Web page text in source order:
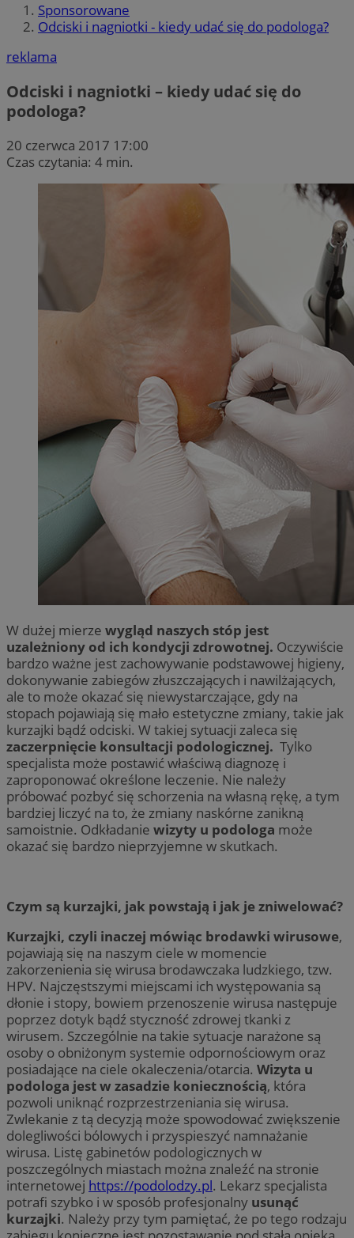
Sponsorowane
Odciski i nagniotki - kiedy udać się do podologa?
reklama
Odciski i nagniotki – kiedy udać się do
podologa?
20 czerwca 2017 17:00
Czas czytania: 4 min.
W dużej mierze wygląd naszych stóp jest
uzależniony od ich kondycji zdrowotnej. Oczywiście
bardzo ważne jest zachowywanie podstawowej higieny,
dokonywanie zabiegów złuszczających i nawilżających,
ale to może okazać się niewystarczające, gdy na
stopach pojawiają się mało estetyczne zmiany, takie jak
kurzajki bądź odciski. W takiej sytuacji zaleca się
zaczerpnięcie konsultacji podologicznej. Tylko
specjalista może postawić właściwą diagnozę i
zaproponować określone leczenie. Nie należy
próbować pozbyć się schorzenia na własną rękę, a tym
bardziej liczyć na to, że zmiany naskórne zanikną
samoistnie. Odkładanie wizyty u podologa może
okazać się bardzo nieprzyjemne w skutkach.
Czym są kurzajki, jak powstają i jak je zniwelować?
Kurzajki, czyli inaczej mówiąc brodawki wirusowe,
pojawiają się na naszym ciele w momencie
zakorzenienia się wirusa brodawczaka ludzkiego, tzw.
HPV. Najczęstszymi miejscami ich występowania są
dłonie i stopy, bowiem przenoszenie wirusa następuje
poprzez dotyk bądź styczność zdrowej tkanki z
wirusem. Szczególnie na takie sytuacje narażone są
osoby o obniżonym systemie odpornościowym oraz
posiadające na ciele okaleczenia/otarcia. Wizyta u
podologa jest w zasadzie koniecznością, która
pozwoli uniknąć rozprzestrzeniania się wirusa.
Zwlekanie z tą decyzją może spowodować zwiększenie
dolegliwości bólowych i przyspieszyć namnażanie
wirusa. Listę gabinetów podologicznych w
poszczególnych miastach można znaleźć na stronie
internetowej https://podolodzy.pl. Lekarz specjalista
potrafi szybko i w sposób profesjonalny usunąć
kurzajki. Należy przy tym pamiętać, że po tego rodzaju